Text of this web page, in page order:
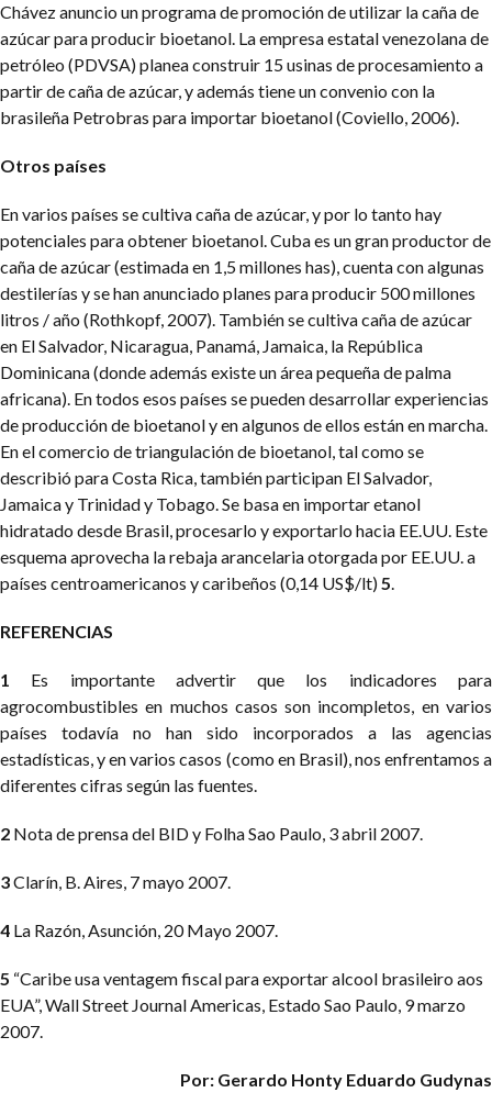
Chávez anuncio un programa de promoción de utilizar la caña de
azúcar para producir bioetanol. La empresa estatal venezolana de
petróleo (PDVSA) planea construir 15 usinas de procesamiento a
partir de caña de azúcar, y además tiene un convenio con la
brasileña Petrobras para importar bioetanol (Coviello, 2006).
Otros países
En varios países se cultiva caña de azúcar, y por lo tanto hay
potenciales para obtener bioetanol. Cuba es un gran productor de
caña de azúcar (estimada en 1,5 millones has), cuenta con algunas
destilerías y se han anunciado planes para producir 500 millones
litros / año (Rothkopf, 2007). También se cultiva caña de azúcar
en El Salvador, Nicaragua, Panamá, Jamaica, la República
Dominicana (donde además existe un área pequeña de palma
africana). En todos esos países se pueden desarrollar experiencias
de producción de bioetanol y en algunos de ellos están en marcha.
En el comercio de triangulación de bioetanol, tal como se
describió para Costa Rica, también participan El Salvador,
Jamaica y Trinidad y Tobago.Se basa en importar etanol
hidratado desde Brasil, procesarlo y exportarlo hacia EE.UU. Este
esquema aprovecha la rebaja arancelaria otorgada por EE.UU. a
países centroamericanos y caribeños (0,14 US$/lt)5.
REFERENCIAS
1 Es importante advertir que los indicadores para
agrocombustibles en muchos casos son incompletos, en varios
países todavía no han sido incorporados a las agencias
estadísticas, y en varios casos (como en Brasil), nos enfrentamos a
diferentes cifras según las fuentes.
2 Nota de prensa del BID y Folha Sao Paulo, 3 abril 2007.
3Clarín, B. Aires, 7 mayo 2007.
4 La Razón, Asunción, 20 Mayo 2007.
5 “Caribe usa ventagem fiscal para exportar alcool brasileiro aos
EUA”, Wall Street Journal Americas, Estado Sao Paulo, 9 marzo
2007.
Por: Gerardo Honty Eduardo Gudynas